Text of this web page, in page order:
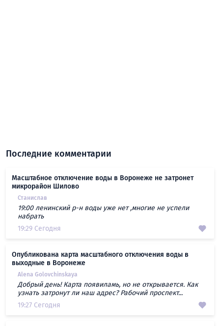
Последние комментарии
Масштабное отключение воды в Воронеже не затронет
микрорайон Шилово
Станислав
19:00 ленинский р-н воды уже нет ,многие не успели
набрать
19:29 Сегодня
Опубликована карта масштабного отключения воды в
выходные в Воронеже
Alena Golovchinskaya
Добрый день! Карта появиламь, но не открывается. Как
узнать затронут ли наш адрес? Рабочий проспект...
19:27 Сегодня